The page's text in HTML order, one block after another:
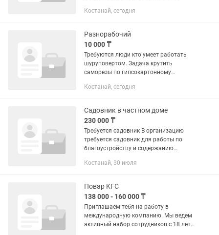
и инициативного специалиста по
Костанай, сегодня
Разнорабочий
10 000 ₸
Требуются люди кто умеет работать
шуруповертом. Задача крутить
саморезы по гипсокартонному
плюс.
Костанай, сегодня
Садовник в частном доме
230 000 ₸
Требуется садовник В организацию
требуется садовник для работы по
благоустройству и содержанию
зелёными насаждениями и
Костанай, 30 июля
Повар KFC
138 000 - 160 000 ₸
Приглашаем тебя на работу в
международную компанию. Мы ведем
активный набор сотрудников с 18 лет в